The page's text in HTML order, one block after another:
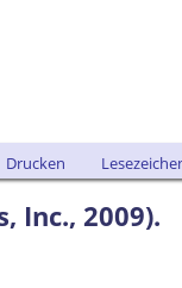
Drucken
Inc., 2009).